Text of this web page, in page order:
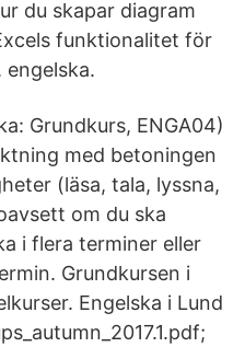
du skapar diagram
funktionalitet för
Grundkurs, ENGA04)
med betoningen
(läsa, tala, lyssna,
om du ska
i flera terminer eller
Grundkursen i
Engelska i Lund